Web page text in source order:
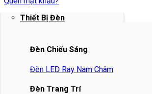
Thiết Bị Đèn
Đèn Chiếu Sáng
Đèn LED Ray Nam Châm
Đèn Trang Trí